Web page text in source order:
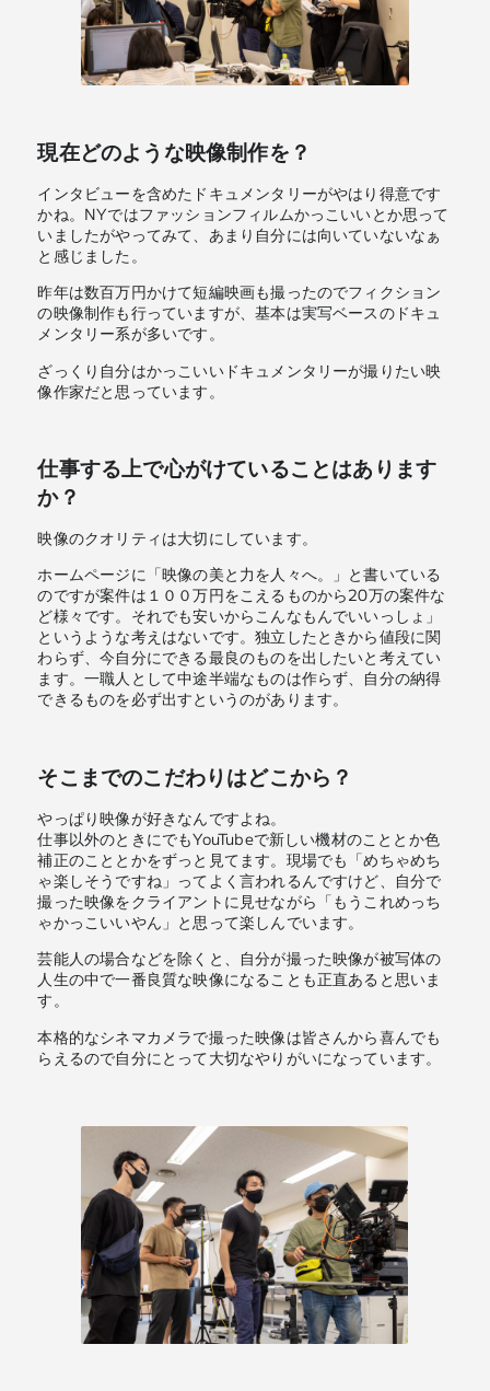
現在どのような映像制作を？
インタビューを含めたドキュメンタリーがやはり得意です
かね。NYではファッションフィルムかっこいいとか思って
いましたがやってみて、あまり自分には向いていないなぁ
と感じました。
昨年は数百万円かけて短編映画も撮ったのでフィクション
の映像制作も行っていますが、基本は実写ベースのドキュ
メンタリー系が多いです。
ざっくり自分はかっこいいドキュメンタリーが撮りたい映
像作家だと思っています。
仕事する上で心がけていることはあります
か？
映像のクオリティは大切にしています。
ホームページに「映像の美と力を人々へ。」と書いている
のですが案件は１００万円をこえるものから20万の案件な
ど様々です。それでも安いからこんなもんでいいっしょ」
というような考えはないです。独立したときから値段に関
わらず、今自分にできる最良のものを出したいと考えてい
ます。一職人として中途半端なものは作らず、自分の納得
できるものを必ず出すというのがあります。
そこまでのこだわりはどこから？
やっぱり映像が好きなんですよね。
仕事以外のときにでもYouTubeで新しい機材のこととか色
補正のこととかをずっと見てます。現場でも「めちゃめち
ゃ楽しそうですね」ってよく言われるんですけど、自分で
撮った映像をクライアントに見せながら「もうこれめっち
ゃかっこいいやん」と思って楽しんでいます。
芸能人の場合などを除くと、自分が撮った映像が被写体の
人生の中で一番良質な映像になることも正直あると思いま
す。
本格的なシネマカメラで撮った映像は皆さんから喜んでも
らえるので自分にとって大切なやりがいになっています。